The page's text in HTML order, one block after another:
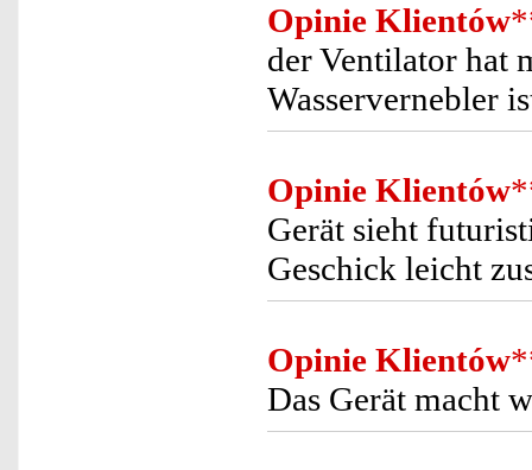
Opinie Klientów
der Ventilator hat
Wasservernebler
Opinie Klientów
Gerät sieht
Geschick leicht
Opinie Klientów
Das Gerät macht